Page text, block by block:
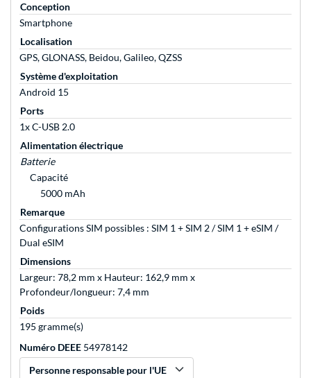
Conception
Smartphone
Localisation
GPS, GLONASS, Beidou, Galileo, QZSS
Système d'exploitation
Android 15
Ports
1x C-USB 2.0
Alimentation électrique
Batterie
Capacité
5000 mAh
Remarque
Configurations SIM possibles : SIM 1 + SIM 2 / SIM 1 + eSIM /
Dual eSIM
Dimensions
Largeur: 78,2 mm x Hauteur: 162,9 mm x
Profondeur/longueur: 7,4 mm
Poids
195 gramme(s)
Numéro DEEE 54978142
Personne responsable pour l'UE